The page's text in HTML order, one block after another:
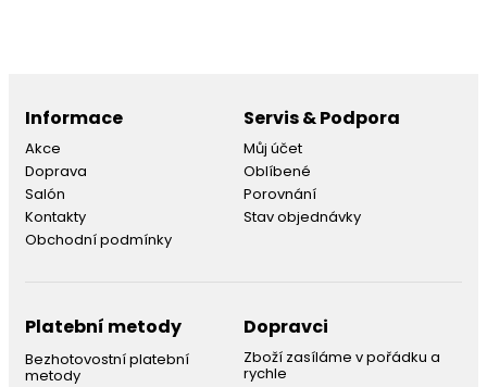
Informace
Akce
Doprava
Salón
Kontakty
Obchodní podmínky
Servis & Podpora
Můj účet
Oblíbené
Porovnání
Stav objednávky
Platební metody
Bezhotovostní platební
metody
Dopravci
Zboží zasíláme v pořádku a
rychle